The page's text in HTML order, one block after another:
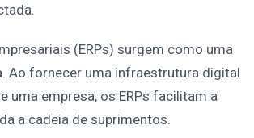
(ERPs) surgem como uma
Ao fornecer uma infraestrutura digital
uma empresa, os ERPs facilitam a
a cadeia de suprimentos.